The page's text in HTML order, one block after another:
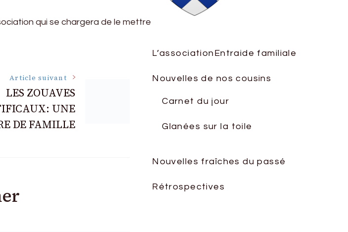
qui se chargera de le mettre
Article suivant
LES ZOUAVES
UNE
DE FAMILLE
L’association Entraide familiale
Nouvelles de nos cousins
Carnet du jour
Glanées sur la toile
Nouvelles fraîches du passé
Rétrospectives